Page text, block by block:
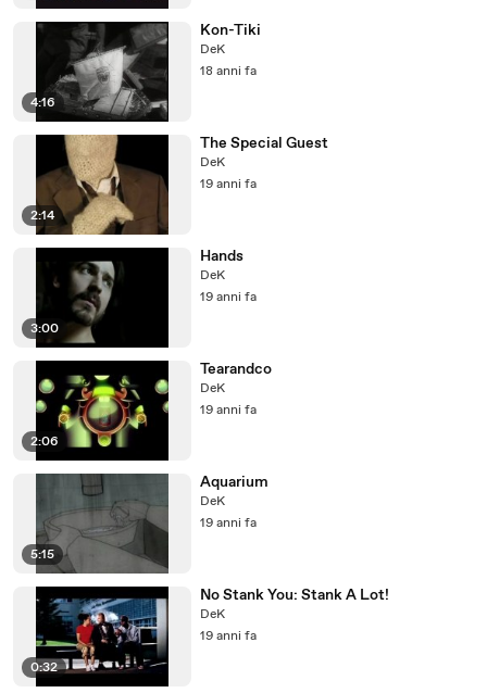
4:16
Kon-Tiki
DeK
18 anni fa
2:14
The Special Guest
DeK
19 anni fa
3:00
Hands
DeK
19 anni fa
2:06
Tearandco
DeK
19 anni fa
5:15
Aquarium
DeK
19 anni fa
0:32
No Stank You: Stank A Lot!
DeK
19 anni fa